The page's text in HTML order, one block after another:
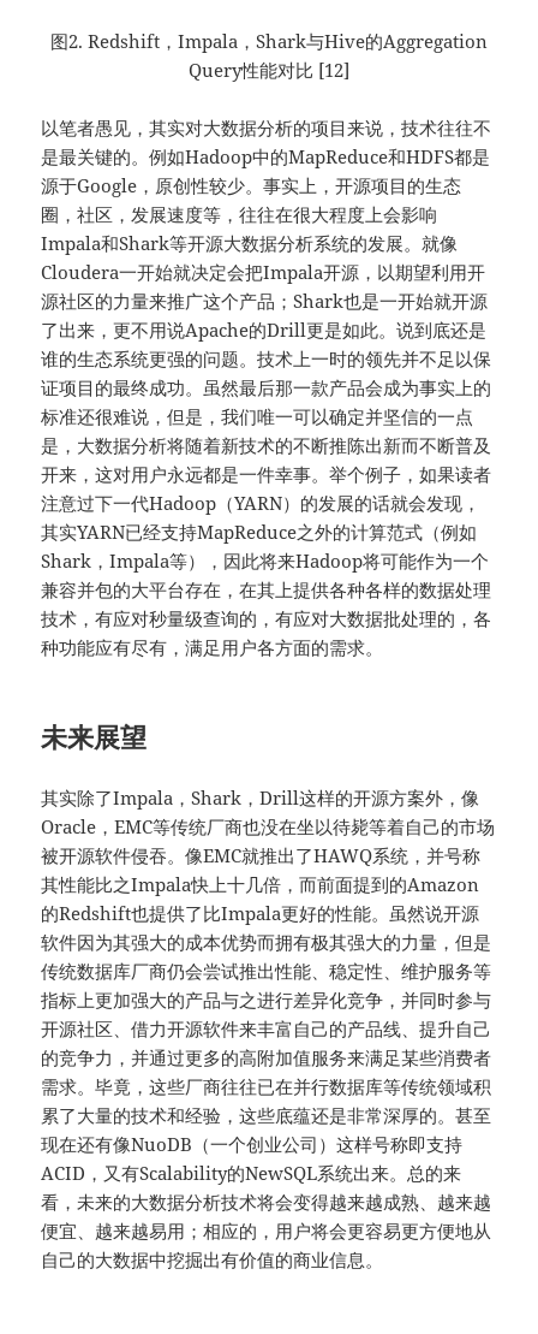
图2. Redshift，Impala，Shark与Hive的Aggregation
Query性能对比 [12]
以笔者愚见，其实对大数据分析的项目来说，技术往往不
是最关键的。例如Hadoop中的MapReduce和HDFS都是
源于Google，原创性较少。事实上，开源项目的生态
圈，社区，发展速度等，往往在很大程度上会影响
Impala和Shark等开源大数据分析系统的发展。就像
Cloudera一开始就决定会把Impala开源，以期望利用开
源社区的力量来推广这个产品；Shark也是一开始就开源
了出来，更不用说Apache的Drill更是如此。说到底还是
谁的生态系统更强的问题。技术上一时的领先并不足以保
证项目的最终成功。虽然最后那一款产品会成为事实上的
标准还很难说，但是，我们唯一可以确定并坚信的一点
是，大数据分析将随着新技术的不断推陈出新而不断普及
开来，这对用户永远都是一件幸事。举个例子，如果读者
注意过下一代Hadoop（YARN）的发展的话就会发现，
其实YARN已经支持MapReduce之外的计算范式（例如
Shark，Impala等），因此将来Hadoop将可能作为一个
兼容并包的大平台存在，在其上提供各种各样的数据处理
技术，有应对秒量级查询的，有应对大数据批处理的，各
种功能应有尽有，满足用户各方面的需求。
未来展望
其实除了Impala，Shark，Drill这样的开源方案外，像
Oracle，EMC等传统厂商也没在坐以待毙等着自己的市场
被开源软件侵吞。像EMC就推出了HAWQ系统，并号称
其性能比之Impala快上十几倍，而前面提到的Amazon
的Redshift也提供了比Impala更好的性能。虽然说开源
软件因为其强大的成本优势而拥有极其强大的力量，但是
传统数据库厂商仍会尝试推出性能、稳定性、维护服务等
指标上更加强大的产品与之进行差异化竞争，并同时参与
开源社区、借力开源软件来丰富自己的产品线、提升自己
的竞争力，并通过更多的高附加值服务来满足某些消费者
需求。毕竟，这些厂商往往已在并行数据库等传统领域积
累了大量的技术和经验，这些底蕴还是非常深厚的。甚至
现在还有像NuoDB（一个创业公司）这样号称即支持
ACID，又有Scalability的NewSQL系统出来。总的来
看，未来的大数据分析技术将会变得越来越成熟、越来越
便宜、越来越易用；相应的，用户将会更容易更方便地从
自己的大数据中挖掘出有价值的商业信息。